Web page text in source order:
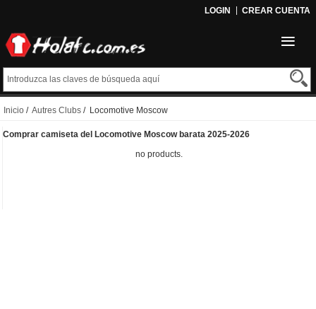
LOGIN CREAR CUENTA
Inicio / Autres Clubs / Locomotive Moscow
Comprar camiseta del Locomotive Moscow barata 2025-2026
no products.